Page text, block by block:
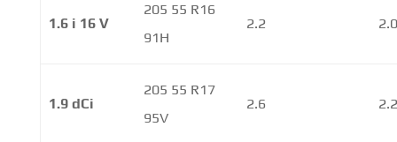
1.6 i 16 V
205 55 R16
91H
2.2
1.9 dCi
205 55 R17
95V
2.6